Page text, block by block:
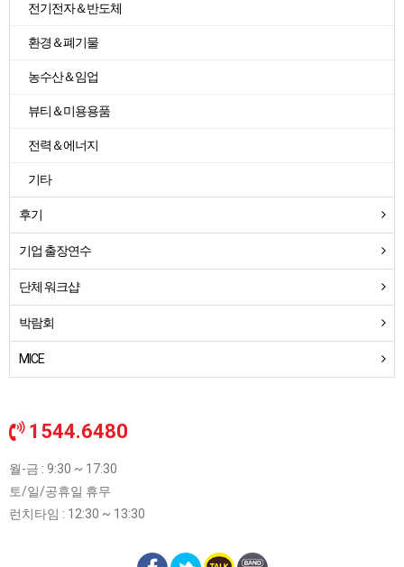
전기전자＆반도체
환경＆폐기물
농수산＆임업
뷰티＆미용용품
전력＆에너지
기타
후기
기업 출장연수
단체 워크샵
박람회
MICE
1544.6480
월-금 : 9:30 ~ 17:30
토/일/공휴일 휴무
런치타임 : 12:30 ~ 13:30